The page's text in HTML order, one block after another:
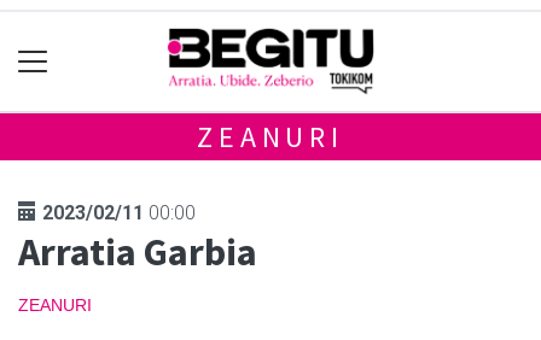
ZEANURI
2023/02/11 00:00
Arratia Garbia
ZEANURI